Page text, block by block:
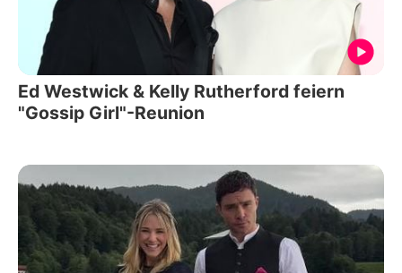
Ed Westwick & Kelly Rutherford feiern
"Gossip Girl"-Reunion